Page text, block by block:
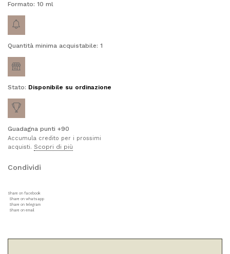
Formato: 10 ml
Quantità minima acquistabile: 1
Stato: Disponibile su ordinazione
Guadagna punti +90
Accumula credito per i prossimi
acquisti. Scopri di più
Condividi
Share on facebook
Share on whatsapp
Share on telegram
Share on email